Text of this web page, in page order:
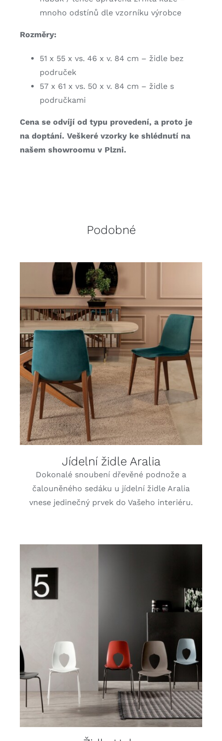
mnoho odstínů dle vzorníku výrobce
Rozměry:
51 x 55 x vs. 46 x v. 84 cm – židle bez
područek
57 x 61 x vs. 50 x v. 84 cm – židle s
područkami
Cena se odvíjí od typu provedení, a proto je
na doptání. Veškeré vzorky ke shlédnutí na
našem showroomu v Plzni.
Podobné
DETAILY
Jídelní židle Aralia
Dokonalé snoubení dřevěné podnože a
čalouněného sedáku u jídelní židle Aralia
vnese jedinečný prvek do Vašeho interiéru.